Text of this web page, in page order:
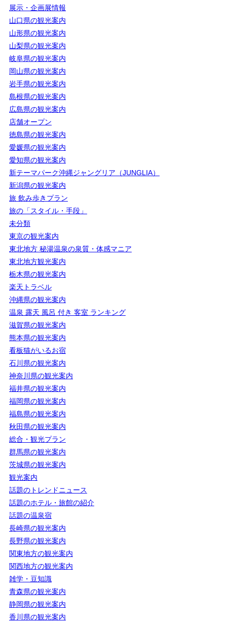
展示・企画展情報
山口県の観光案内
山形県の観光案内
山梨県の観光案内
岐阜県の観光案内
岡山県の観光案内
岩手県の観光案内
島根県の観光案内
広島県の観光案内
店舗オープン
徳島県の観光案内
愛媛県の観光案内
愛知県の観光案内
新テーマパーク沖縄ジャングリア（JUNGLIA）
新潟県の観光案内
旅 飲み歩きプラン
旅の「スタイル・手段」
未分類
東京の観光案内
東北地方 秘湯温泉の泉質・体感マニア
東北地方観光案内
栃木県の観光案内
楽天トラベル
沖縄県の観光案内
温泉 露天 風呂 付き 客室 ランキング
滋賀県の観光案内
熊本県の観光案内
看板猫がいるお宿
石川県の観光案内
神奈川県の観光案内
福井県の観光案内
福岡県の観光案内
福島県の観光案内
秋田県の観光案内
総合・観光プラン
群馬県の観光案内
茨城県の観光案内
観光案内
話題のトレンドニュース
話題のホテル・旅館の紹介
話題の温泉宿
長崎県の観光案内
長野県の観光案内
関東地方の観光案内
関西地方の観光案内
雑学・豆知識
青森県の観光案内
静岡県の観光案内
香川県の観光案内